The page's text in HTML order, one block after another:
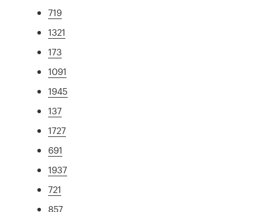
719
1321
173
1091
1945
137
1727
691
1937
721
857